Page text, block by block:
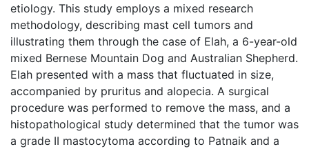
etiology. This study employs a mixed research
methodology, describing mast cell tumors and
illustrating them through the case of Elah, a 6-year-old
mixed Bernese Mountain Dog and Australian Shepherd.
Elah presented with a mass that fluctuated in size,
accompanied by pruritus and alopecia. A surgical
procedure was performed to remove the mass, and a
histopathological study determined that the tumor was
a grade II mastocytoma according to Patnaik and a